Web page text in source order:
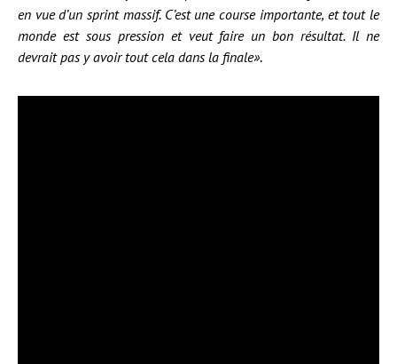
en vue d’un sprint massif. C’est une course importante, et tout le
monde est sous pression et veut faire un bon résultat. Il ne
devrait pas y avoir tout cela dans la finale».